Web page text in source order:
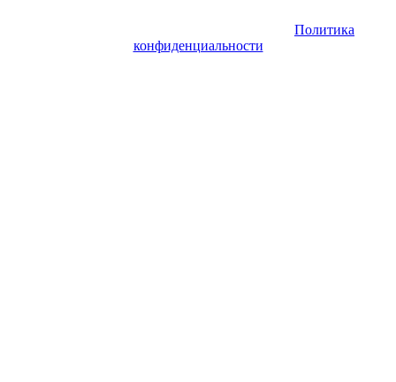
Политика
конфиденциальности